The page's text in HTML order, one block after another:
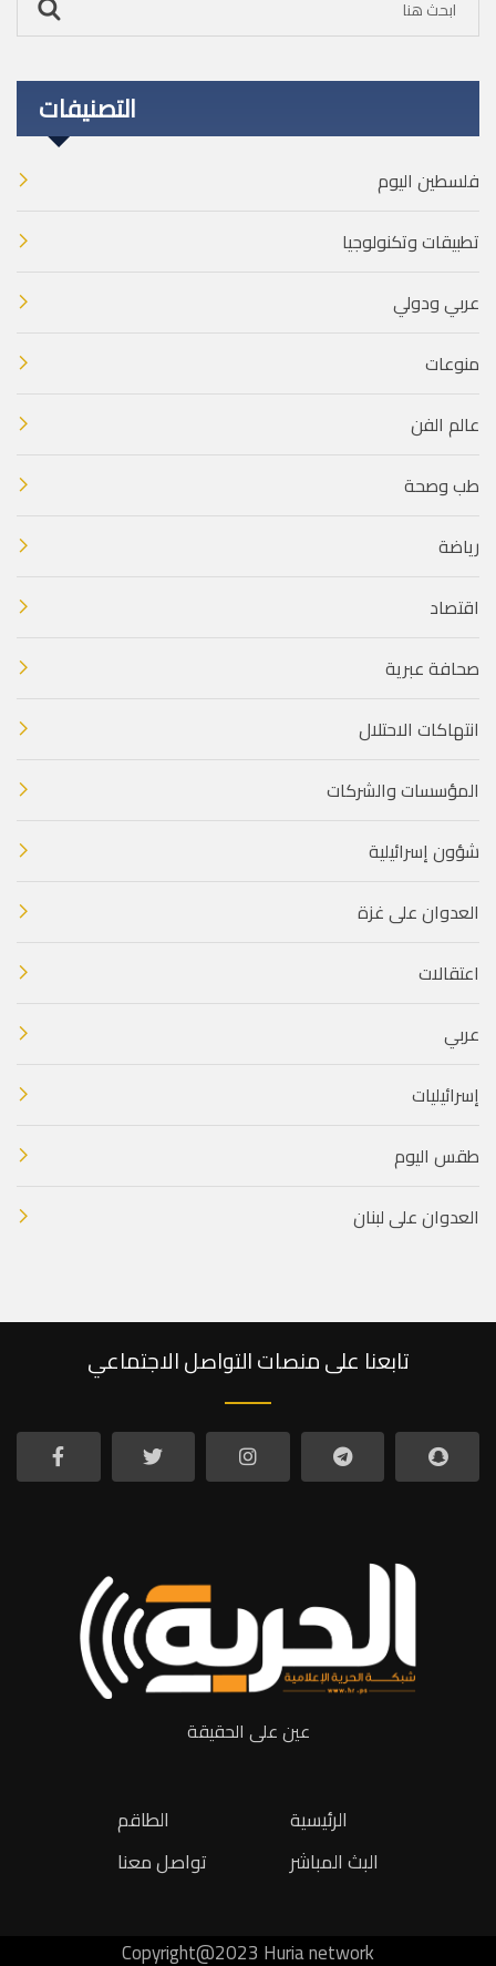
التصنيفات
فلسطين اليوم
تطبيقات وتكنولوجيا
عربي ودولي
منوعات
عالم الفن
طب وصحة
رياضة
اقتصاد
صحافة عبرية
انتهاكات الاحتلال
المؤسسات والشركات
شؤون إسرائيلية
العدوان على غزة
اعتقالات
عربي
إسرائيليات
طقس اليوم
العدوان على لبنان
تابعنا على منصات التواصل الاجتماعي
عين على الحقيقة
الطاقم
تواصل معنا
الرئيسية
البث المباشر
Copyright@2023 Huria network